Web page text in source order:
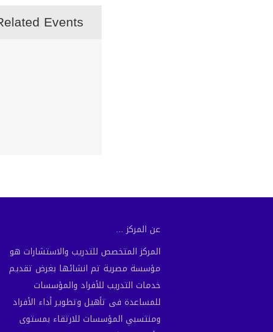
Events
عن المركز ...
المركز المتخصص للتدريب والاستشارات هو
مؤسسة مصرية تم انشائها بغرض تقديم
خدمات التدريب للأفراد والمؤسسات
للمساعدة فى تأهيل وتطوير أداء الأفراد
ومنتسبي المؤسسات للارتقاء بمستوى